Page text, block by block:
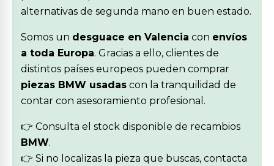
alternativas de segunda mano en buen estado.
Somos un desguace en Valencia con envíos
a toda Europa. Gracias a ello, clientes de
distintos países europeos pueden comprar
piezas BMW usadas con la tranquilidad de
contar con asesoramiento profesional.
👉 Consulta el stock disponible de recambios
BMW.
👉 Si no localizas la pieza que buscas, contacta